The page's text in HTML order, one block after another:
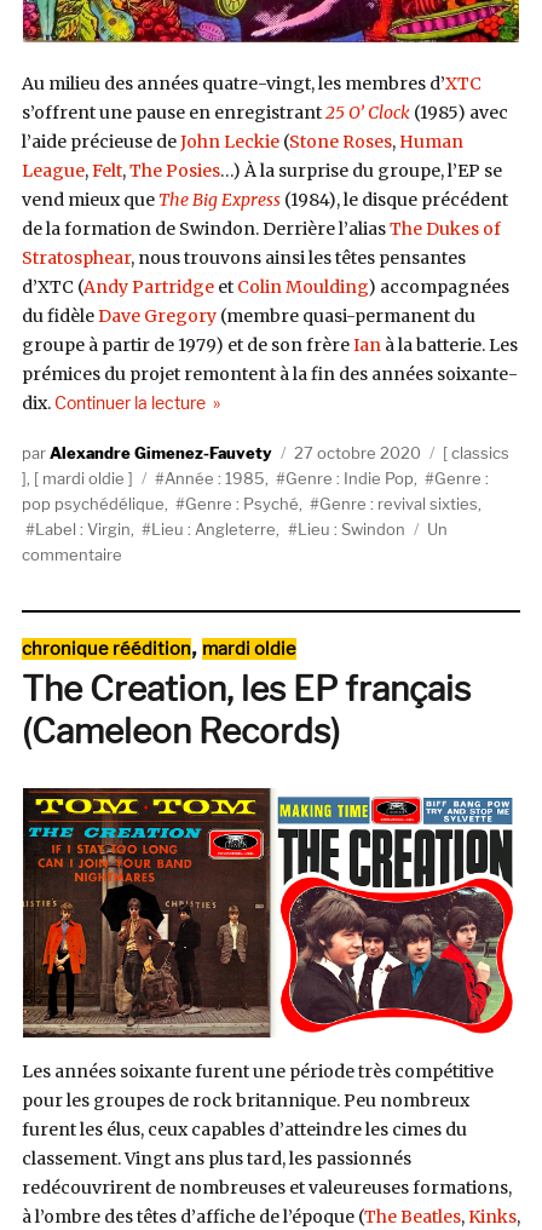
Au milieu des années quatre-vingt, les membres d’XTC
s’offrent une pause en enregistrant25 O’ Clock(1985) avec
l’aide précieuse deJohn Leckie(Stone Roses, Human
League,Felt,The Posies…) À la surprise du groupe, l’EP se
vend mieux que The Big Express (1984), le disque précédent
de la formation de Swindon. Derrière l’aliasThe Dukes of
Stratosphear, nous trouvons ainsi les têtes pensantes
d’XTC (Andy Partridgeet Colin Moulding) accompagnées
du fidèleDave Gregory(membre quasi-permanent du
groupe à partir de 1979) et de son frèreIanà la batterie. Les
prémices du projet remontent à la fin des années soixante-
dix. Continuer la lecturede « The Dukes of Stratosphear, 25 O’Clock
AuteurAlexandre Gimenez-Fauvety
Publié
le
27 octobre 2020 Catégories
classics
,
mardi oldie Étiquettes
Année : 1985, Genre : Indie Pop,
Genre :
pop psychédélique, Genre : Psyché, Genre : revival sixties,
Label : Virgin, Lieu : Angleterre, Lieu : Swindon
Un
commentairesur
Stratosphear,
25
O’Clock
(Virgin)
Catégories
chronique réédition, mardi oldie
The Creation, les EP français
(Cameleon Records)
Les années soixante furent une période très compétitive
pour les groupes de rock britannique. Peu nombreux
furent les élus, ceux capables d’atteindre les cimes du
classement. Vingt ans plus tard, les passionnés
redécouvrirent de nombreuses et valeureuses formations,
à l’ombre des têtes d’affiche de l’époque (The Beatles,Kinks,